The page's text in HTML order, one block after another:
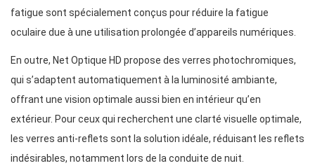
fatigue sont spécialement conçus pour réduire la fatigue
oculaire due à une utilisation prolongée d’appareils numériques.
En outre, Net Optique HD propose des verres photochromiques,
qui s’adaptent automatiquement à la luminosité ambiante,
offrant une vision optimale aussi bien en intérieur qu’en
extérieur. Pour ceux qui recherchent une clarté visuelle optimale,
les verres anti-reflets sont la solution idéale, réduisant les reflets
indésirables, notamment lors de la conduite de nuit.